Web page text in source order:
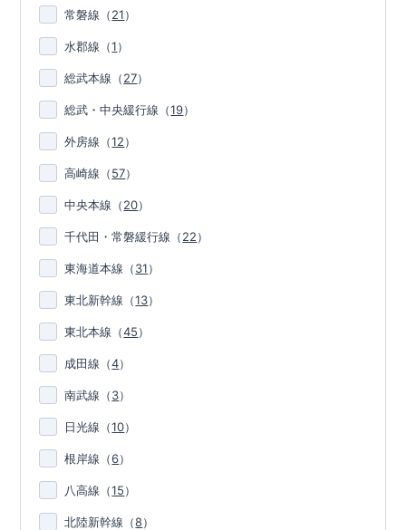
常磐線 （21）
水郡線 （1）
総武本線 （27）
総武・中央緩行線 （19）
外房線 （12）
高崎線 （57）
中央本線 （20）
千代田・常磐緩行線 （22）
東海道本線 （31）
東北新幹線 （13）
東北本線 （45）
成田線 （4）
南武線 （3）
日光線 （10）
根岸線 （6）
八高線 （15）
北陸新幹線 （8）